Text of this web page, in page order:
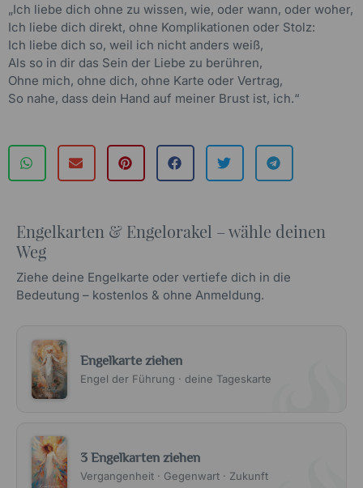
„Ich liebe dich ohne zu wissen, wie, oder wann, oder woher,
Ich liebe dich direkt, ohne Komplikationen oder Stolz:
Ich liebe dich so, weil ich nicht anders weiß,
Als so in dir das Sein der Liebe zu berühren,
Ohne mich, ohne dich, ohne Karte oder Vertrag,
So nahe, dass dein Hand auf meiner Brust ist, ich.“
Engelkarten & Engelorakel – wähle deinen
Weg
Ziehe deine Engelkarte oder vertiefe dich in die
Bedeutung – kostenlos & ohne Anmeldung.
Engelkarte ziehen
Engel der Führung · deine Tageskarte
3 Engelkarten ziehen
Vergangenheit · Gegenwart · Zukunft